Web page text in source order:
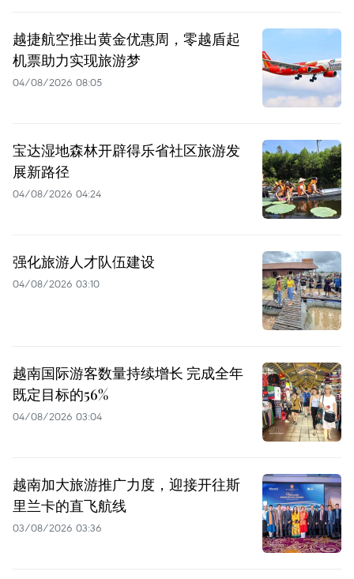
越捷航空推出黄金优惠周，零越盾起
机票助力实现旅游梦
04/08/2026 08:05
宝达湿地森林开辟得乐省社区旅游发
展新路径
04/08/2026 04:24
强化旅游人才队伍建设
04/08/2026 03:10
越南国际游客数量持续增长 完成全年
既定目标的56%
04/08/2026 03:04
越南加大旅游推广力度，迎接开往斯
里兰卡的直飞航线
03/08/2026 03:36